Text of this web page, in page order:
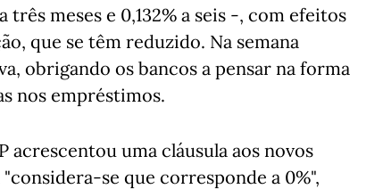
meses e 0,132% a seis -, com efeitos
que se têm reduzido. Na semana
obrigando os bancos a pensar na forma
nos empréstimos.
acrescentou uma cláusula aos novos
se que corresponde a 0%",